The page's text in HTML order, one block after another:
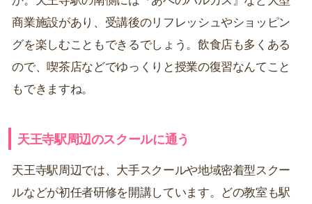
商業施設があり、受講後のリフレッシュやショッピン
グを楽しむこともできるでしょう。飲食店も多くある
ので、喫茶店などでゆっくりと授業の復習なんてこと
もできますね。
天王寺駅周辺のスクールに通う
天王寺駅周辺では、大手スクールや地域密着型スクー
ルなどが初任者研修を開講しています。どの教室も駅